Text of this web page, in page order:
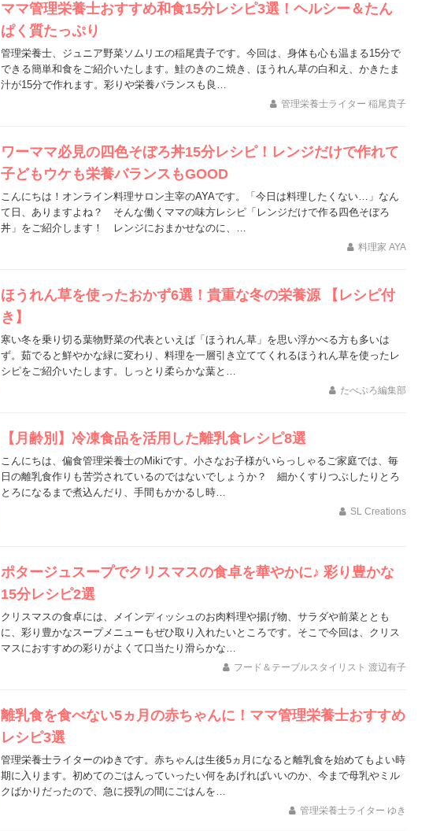
ママ管理栄養士おすすめ和食15分レシピ3選！ヘルシー＆たん
ぱく質たっぷり
管理栄養士、ジュニア野菜ソムリエの稲尾貴子です。今回は、身体も心も温まる15分で
できる簡単和食をご紹介いたします。鮭のきのこ焼き、ほうれん草の白和え、かきたま
汁が15分で作れます。彩りや栄養バランスも良…
管理栄養士ライター 稲尾貴子
ワーママ必見の四色そぼろ丼15分レシピ！レンジだけで作れて
子どもウケも栄養バランスもGOOD
こんにちは！オンライン料理サロン主宰のAYAです。「今日は料理したくない…」なん
て日、ありますよね？ そんな働くママの味方レシピ「レンジだけで作る四色そぼろ
丼」をご紹介します！ レンジにおまかせなのに、…
料理家 AYA
ほうれん草を使ったおかず6選！貴重な冬の栄養源 【レシピ付
き】
寒い冬を乗り切る葉物野菜の代表といえば「ほうれん草」を思い浮かべる方も多いは
ず。茹でると鮮やかな緑に変わり、料理を一層引き立ててくれるほうれん草を使ったレ
シピをご紹介いたします。しっとり柔らかな葉と…
たべぷろ編集部
【月齢別】冷凍食品を活用した離乳食レシピ8選
こんにちは、偏食管理栄養士のMikiです。小さなお子様がいらっしゃるご家庭では、毎
日の離乳食作りも苦労されているのではないでしょうか？ 細かくすりつぶしたりとろ
とろになるまで煮込んだり、手間もかかるし時…
SL Creations
ポタージュスープでクリスマスの食卓を華やかに♪ 彩り豊かな
15分レシピ2選
クリスマスの食卓には、メインディッシュのお肉料理や揚げ物、サラダや前菜ととも
に、彩り豊かなスープメニューもぜひ取り入れたいところです。そこで今回は、クリス
マスにおすすめの彩りがよくて口当たり滑らかな…
フード＆テーブルスタイリスト 渡辺有子
離乳食を食べない5ヵ月の赤ちゃんに！ママ管理栄養士おすすめ
レシピ3選
管理栄養士ライターのゆきです。赤ちゃんは生後5ヵ月になると離乳食を始めてもよい時
期に入ります。初めてのごはんっていったい何をあげればいいのか、今まで母乳やミル
クばかりだったので、急に授乳の間にごはんを…
管理栄養士ライター ゆき